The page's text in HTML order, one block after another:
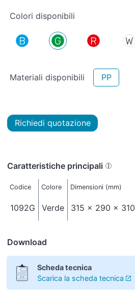
Colori disponibili
Materiali disponibili PP
Richiedi quotazione
Caratteristiche principali
Codice Colore Dimensioni (mm)
1092G Verde 315 x 290 x 310
Download
Scheda tecnica
Scarica la scheda tecnica